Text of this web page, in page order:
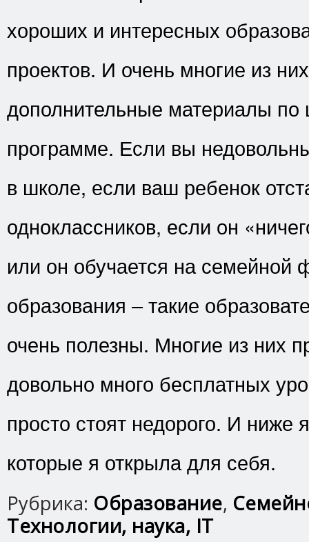
хороших и интересных
проектов. И очень многие из
дополнительные материалы по
программе. Если вы
в школе, если ваш ребенок
одноклассников, если он
или он обучается на семейной
образования – такие
очень полезны. Многие из них
довольно много бесплатных
просто стоят недорого. И ниже
которые я открыла для себя.
Рубрика: Образование,
Технологии, наука, IT